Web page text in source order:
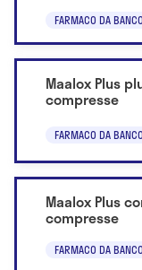
FARMACO DA BANCO
Maalox Plus
compresse
FARMACO DA BANCO
Maalox Plus
compresse
FARMACO DA BANCO